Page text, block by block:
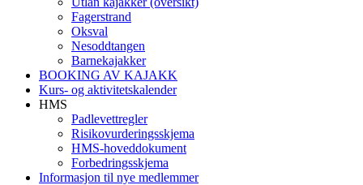
Fagerstrand
Oksval
Nesoddtangen
Barnekajakker
BOOKING AV KAJAKK
Kurs- og aktivitetskalender
HMS
Padlevettregler
Risikovurderingsskjema
HMS-hoveddokument
Forbedringsskjema
Informasjon til nye medlemmer